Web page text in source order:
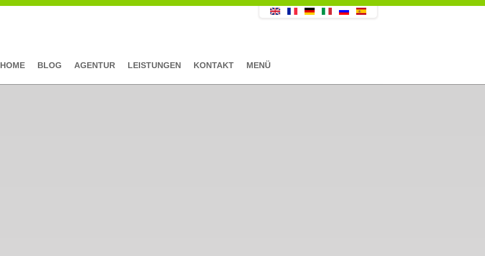
HOME BLOG AGENTUR LEISTUNGEN KONTAKT MENÜ